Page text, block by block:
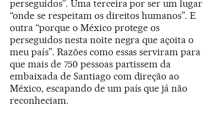
perseguidos”. Uma terceira por ser um lugar
“onde se respeitam os direitos humanos”. E
outra “porque o México protege os
perseguidos nesta noite negra que açoita o
meu país”. Razões como essas serviram para
que mais de 750 pessoas partissem da
embaixada de Santiago com direção ao
México, escapando de um país que já não
reconheciam.